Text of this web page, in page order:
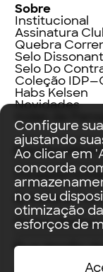
Configure
ajustando
Ao clicar em
concorda
no seu
otimização
esforços de
Sobre
Institucional
Assinatura
Quebra
Selo
Selo Do
Coleção
Habs Kelsen
Novidades
Index de
Facebook
Threads
© Editora
Todos direitos
Rua Vergílio